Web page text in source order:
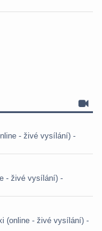
- živé vysílání) -
- živé vysílání) -
(online - živé vysílání) -